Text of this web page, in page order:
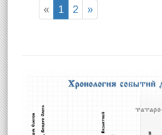
« 1 2 »